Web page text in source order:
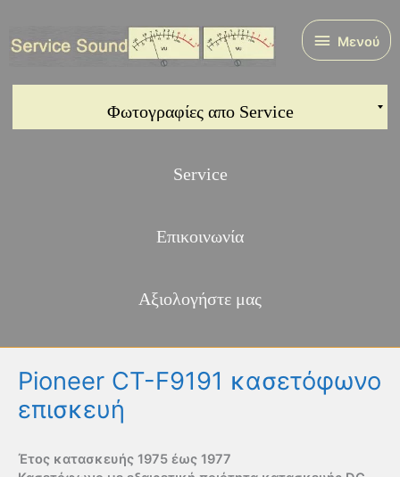
περιεχόμενο
Μενού
Μενού
Φωτογραφίες απο Service
Service
Επικοινωνία
Αξιολογήστε μας
Pioneer CT-F9191 κασετόφωνο
επισκευή
Έτος κατασκευής 1975 έως 1977